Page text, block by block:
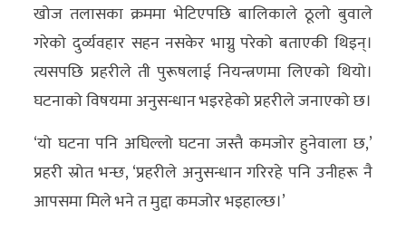
विचार/
ब्लग
खेलकुद
रोचक
अन्य
खोज तलासका क्रममा भेटिएपछि बालिकाले ठूलो बुवाले
गरेको दुर्व्यवहार सहन नसकेर भाग्नु परेको बताएकी थिइन्।
त्यसपछि प्रहरीले ती पुरूषलाई नियन्त्रणमा लिएको थियो।
घटनाको विषयमा अनुसन्धान भइरहेको प्रहरीले जनाएको छ।
‘यो घटना पनि अघिल्लो घटना जस्तै कमजोर हुनेवाला छ,’
प्रहरी स्रोत भन्छ, ‘प्रहरीले अनुसन्धान गरिरहे पनि उनीहरू नै
आपसमा मिले भने त मुद्दा कमजोर भइहाल्छ।’